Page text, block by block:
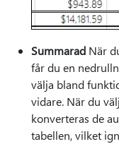
Summarad När
får du en
välja bland
vidare. När du
konverteras de
tabellen, vilket